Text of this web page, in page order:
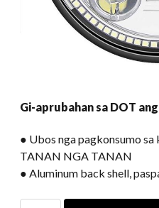
Gi-aprubahan sa DOT
● Ubos nga pagkonsumo
TANAN NGA TANAN
● Aluminum back shell,